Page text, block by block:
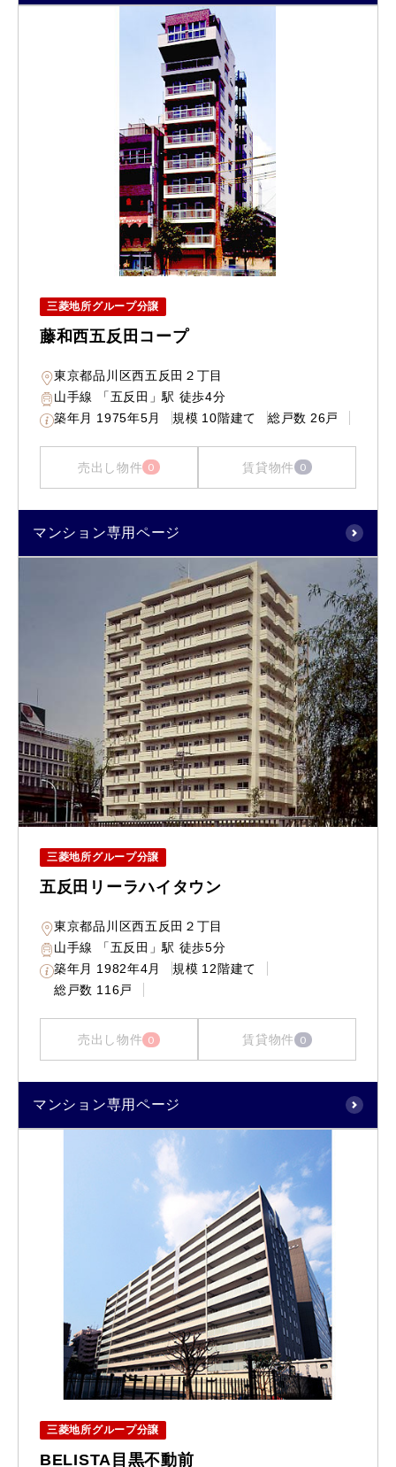
三菱地所グループ分譲
藤和西五反田コープ
東京都品川区西五反田２丁目
山手線 「五反田」駅 徒歩4分
築年月 1975年5月 規模 10階建て 総戸数 26戸
売出し物件 0 賃貸物件 0
マンション専用ページ
三菱地所グループ分譲
五反田リーラハイタウン
東京都品川区西五反田２丁目
山手線 「五反田」駅 徒歩5分
築年月 1982年4月 規模 12階建て
総戸数 116戸
売出し物件 0 賃貸物件 0
マンション専用ページ
三菱地所グループ分譲
BELISTA目黒不動前